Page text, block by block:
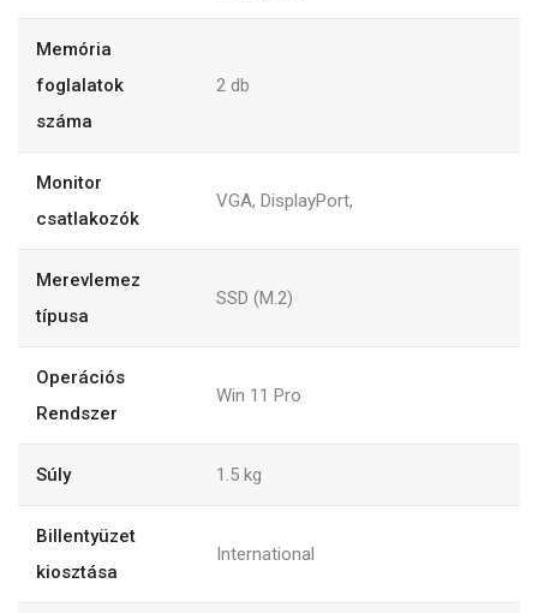
Memória
foglalatok
száma
2 db
Monitor
csatlakozók
VGA, DisplayPort,
Merevlemez
típusa
SSD (M.2)
Operációs
Rendszer
Win 11 Pro
Súly 1.5 kg
Billentyüzet
kiosztása
International